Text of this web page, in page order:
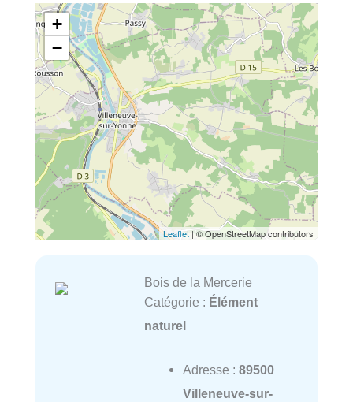
+
−
Leaflet| © OpenStreetMap contributors
Bois de la Mercerie
Catégorie : Élément
naturel
Adresse : 89500
Villeneuve-sur-